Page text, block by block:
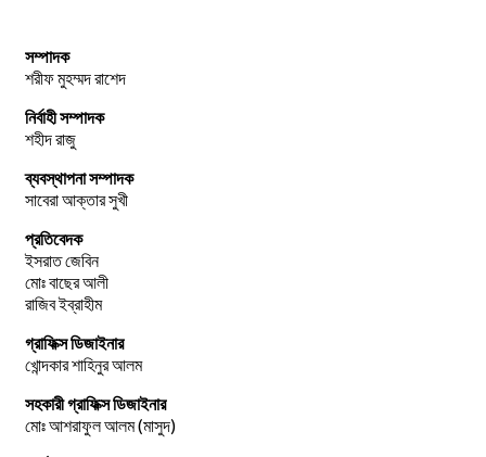
সম্পাদক
শরীফ মুহম্মদ রাশেদ
নির্বাহী সম্পাদক
শহীদ রাজু
ব্যবস্থাপনা সম্পাদক
সাবেরা আক্তার সুখী
প্রতিবেদক
ইসরাত জেবিন
মোঃ বাছের আলী
রাজিব ইব্রাহীম
গ্রাফিক্স ডিজাইনার
খোন্দকার শাহিনুর আলম
সহকারী গ্রাফিক্স ডিজাইনার
মোঃ আশরাফুল আলম (মাসুদ)